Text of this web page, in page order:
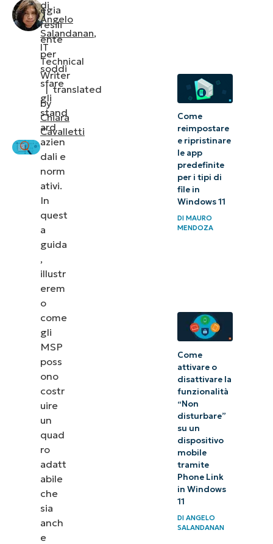
di
Angelo
Salandanan,
IT
Technical
Writer
|translated
by
Chiara
Cavalletti
delle
Quick-
Start
Gestione e
Idee di
della
egia
resili
ente
per
soddi
sfare
gli
stand
ard
azien
dali e
norm
ativi.
In
quest
a
guida
,
illustr
erem
o
come
gli
MSP
poss
ono
costr
uire
un
quad
ro
adatt
abile
che
sia
anch
e
Come
reimpostare
e ripristinare
le app
predefinite
per i tipi di
file in
Windows 11
DIMAURO
MENDOZA
Come
attivare o
disattivare la
funzionalità
“Non
disturbare”
su un
dispositivo
mobile
tramite
Phone Link
in Windows
11
DIANGELO
SALANDANAN